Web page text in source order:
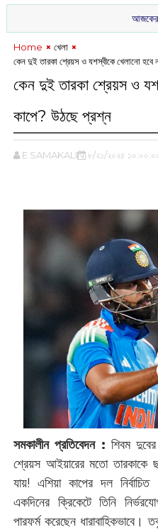
আজকের রাশিফল
Home
খেলা
কেন দুই তারকা শ্রেয়স ও যশস্বীকে খেলানো হবে
কেন দুই তারকা শ্রেয়স ও
কাপে? উঠছে প্রশ্ন
E SAMAKALIN ৮/২১/২০২৫
সমকালীন প্রতিবেদন : ‌শিবম
শ্রেয়স আইয়ারের মতো তারকাকে
যায়! এশিয়া কাপের দল
একদিনের ক্রিকেটে তিনি
পারফর্ম করেছেন